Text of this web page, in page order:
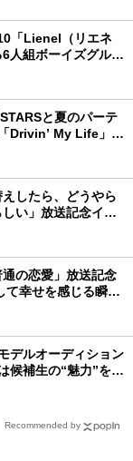
「Lienel（リエネ
人組ボーイズグルー
と夏のパーテ
Drivin’ My Life」リ
したら、どうやら
い」放送記念イン
見えたんです」
通の恋愛」放送記念
幸せを感じる瞬間
デルオーディション
候補生の“魅力”を重
Recommended by